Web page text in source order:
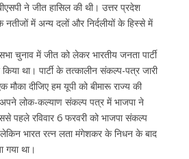
ने जीत हासिल की थी। उत्तर प्रदेश
में अन्य दलों और निर्दलीयों के हिस्से में
चुनाव में जीत को लेकर भारतीय जनता पार्टी
था। पार्टी के तत्कालीन संकल्प-पत्र जारी
दीजिए हम यूपी को बीमारू राज्य की
लोक-कल्याण संकल्प पत्र में भाजपा ने
पहले रविवार 6 फरवरी को भाजपा संकल्प
लेकिन भारत रत्न लता मंगेशकर के निधन के बाद
गया था।